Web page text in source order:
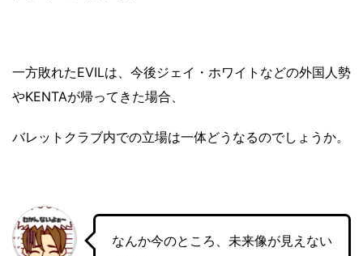
一方敗れたEVILは、今後ジェイ・ホワイトなどの外国人勢
やKENTAが帰ってきた場合、
バレットクラブ内での立場は一体どうなるのでしょうか。
なんか今のところ、未来像が見えない